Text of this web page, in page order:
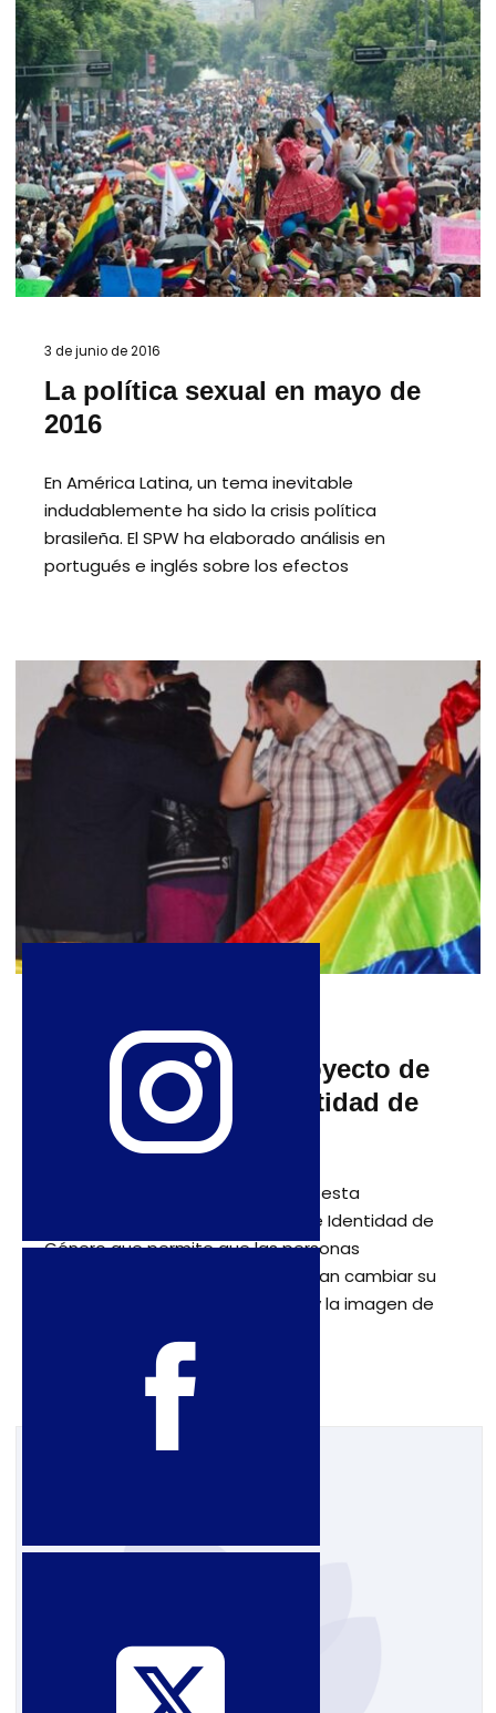
3 de junio de 2016
La política sexual en mayo de
2016
En América Latina, un tema inevitable
indudablemente ha sido la crisis política
brasileña. El SPW ha elaborado análisis en
portugués e inglés sobre los efectos
20 de mayo de 2016
Bolivia: Aprueban proyecto de
ley para cambiar identidad de
género
La Cámara de Diputados aprobó esta
madrugada el proyecto de ley de Identidad de
Género que permite que las personas
transexuales y transgénero puedan cambiar su
nombre propio, el dato del sexo y la imagen de